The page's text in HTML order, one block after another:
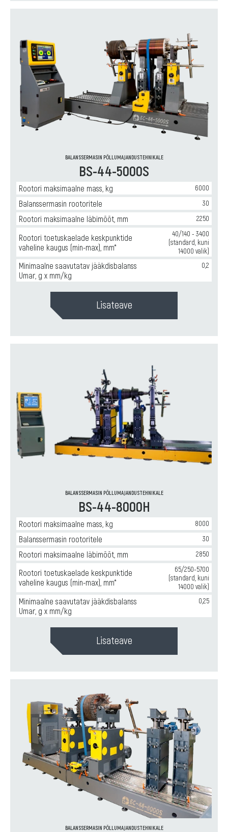
BALANSSERMASIN PÕLLUMAJANDUSTEHNIKALE
BS-44-5000S
Rootori maksimaalne mass, kg 6000
Balanssermasin rootoritele 30
Rootori maksimaalne läbimõõt, mm 2250
Rootori toetuskaelade keskpunktide
vaheline kaugus (min-max), mm*
40/140 - 3400
(standard, kuni
14000 valik)
Minimaalne saavutatav jääkdisbalanss
Umar, g x mm/kg
0,2
Lisateave
BALANSSERMASIN PÕLLUMAJANDUSTEHNIKALE
BS-44-8000H
Rootori maksimaalne mass, kg 8000
Balanssermasin rootoritele 30
Rootori maksimaalne läbimõõt, mm 2850
Rootori toetuskaelade keskpunktide
vaheline kaugus (min-max), mm*
65/250-5700
(standard, kuni
14000 valik)
Minimaalne saavutatav jääkdisbalanss
Umar, g x mm/kg
0,25
Lisateave
BALANSSERMASIN PÕLLUMAJANDUSTEHNIKALE